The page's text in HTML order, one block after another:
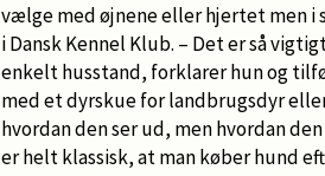
vælge med øjnene eller hjertet men i
i Dansk Kennel Klub. – Det er så
enkelt husstand, forklarer hun og
med et dyrskue for landbrugsdyr
hvordan den ser ud, men hvordan
er helt klassisk, at man køber hund